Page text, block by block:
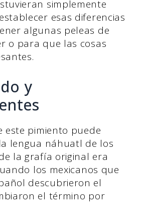
simplemente
esas diferencias
algunas peleas de
o para que las cosas
y
este pimiento puede
lengua náhuatl de los
la grafía original era
los mexicanos que
descubrieron el
el término por